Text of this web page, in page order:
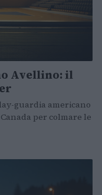
Avellino: il
guardia americano
per colmare le